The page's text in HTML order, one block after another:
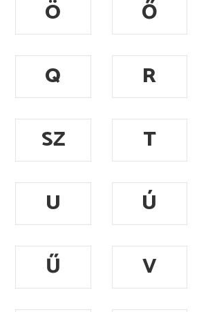
Ö
Ő
Q
R
SZ
T
U
Ú
Ű
V